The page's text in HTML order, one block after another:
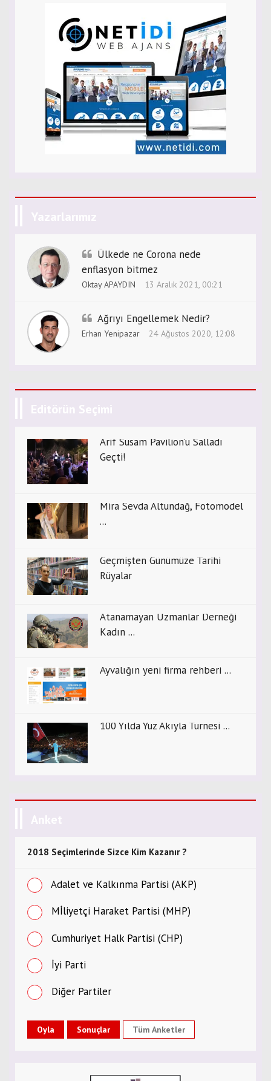
Yazarlarımız
Ülkede ne Corona nede
enflasyon bitmez
Oktay APAYDIN 13 Aralık 2021, 00:21
Ağrıyı Engellemek Nedir?
Erhan Yenipazar 24 Ağustos 2020, 12:08
Editörün Seçimi
Arif Susam Pavilion’u Salladı
Geçti!
Mira Sevda Altundağ, Fotomodel
...
Geçmişten Günümüze Tarihi
Rüyalar
Atanamayan Uzmanlar Derneği
Kadın ...
Ayvalığın yeni firma rehberi ...
100 Yılda Yüz Akıyla Turnesi ...
Anket
2018 Seçimlerinde Sizce Kim Kazanır ?
Adalet ve Kalkınma Partisi (AKP)
Mİliyetçi Haraket Partisi (MHP)
Cumhuriyet Halk Partisi (CHP)
İyi Parti
Diğer Partiler
Tüm Anketler